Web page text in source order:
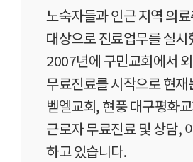
노숙자들과 인근 지역 의
대상으로 진료업무를 실시
2007년에 구민교회에서
무료진료를 시작으로 현재
벧엘교회, 현풍 대구평화
근로자 무료진료 및 상담,
하고 있습니다.